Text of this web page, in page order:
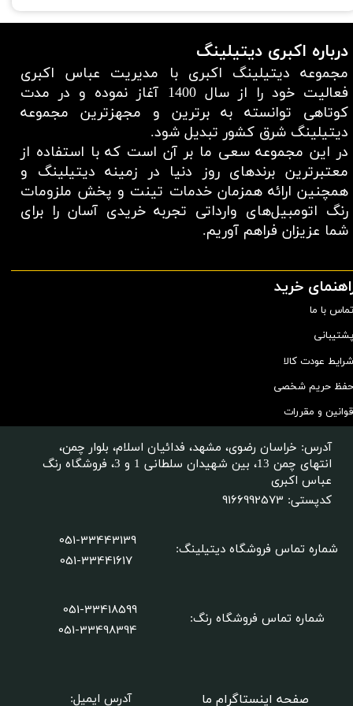
درباره اکبری دیتیلینگ
مجموعه دیتیلینگ اکبری با مدیریت عباس اکبری
فعالیت خود را از سال 1400 آغاز نموده و در مدت
کوتاهی توانسته به برترین و مجهزترین مجموعه
دیتیلینگ شرق کشور تبدیل شود.
در این مجموعه سعی ما بر آن است که با استفاده از
معتبر‌ترین برند‌های روز دنیا در زمینه دیتیلینگ و
همچنین ارائه همزمان خدمات تینت و پخش ملزومات
رنگ اتومبیل‌های وارداتی تجربه خریدی آسان را برای
شما عزیزان فراهم آوریم.​​​​​​​
خرید
تماس با ما
پشتیبانی
شرایط عودت کالا
حفظ حریم شخصی
قوانین و مقررات
شماره تماس فروشگاه دیتیلینگ:
آدرس ایمیل: صفحه اینستاگرام ما
051-33443139
051-33441617
آدرس: خراسان رضوی، مشهد، فدائیان اسلام، بلوار چمن،
انتهای چمن 13، بین شهیدان سلطانی 1 و 3، فروشگاه رنگ
عباس اکبری
کدپستی: 9166992573
شماره تماس فروشگاه رنگ:
051-33418599
​​​​​​​051-33498394